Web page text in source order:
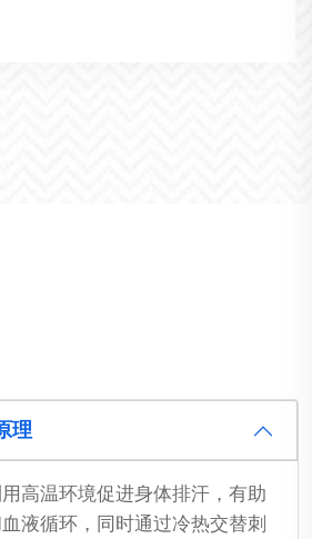
理
高温环境促进身体排汗，有助
液循环，同时通过冷热交替刺